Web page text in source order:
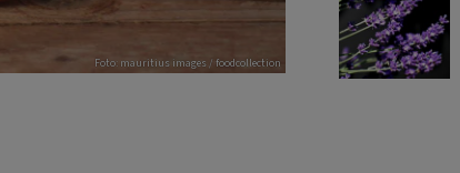
Foto: mauritius images / foodcollection